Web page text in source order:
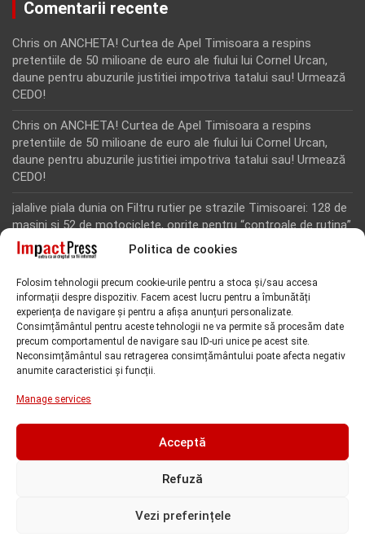
Politica de cookies
Folosim tehnologii precum cookie-urile pentru a stoca și/sau accesa
informații despre dispozitiv. Facem acest lucru pentru a îmbunătăți
experiența de navigare și pentru a afișa anunțuri personalizate.
Consimțământul pentru aceste tehnologii ne va permite să procesăm date
precum comportamentul de navigare sau ID-uri unice pe acest site.
Neconsimțământul sau retragerea consimțământului poate afecta negativ
anumite caracteristici și funcții.
Manage services
Acceptă
Refuză
Vezi preferințele
Comentarii recente
Chris on ANCHETA! Curtea de Apel Timisoara a respins
pretentiile de 50 milioane de euro ale fiului lui Cornel Urcan,
daune pentru abuzurile justitiei impotriva tatalui sau! Urmează
CEDO!
Chris on ANCHETA! Curtea de Apel Timisoara a respins
pretentiile de 50 milioane de euro ale fiului lui Cornel Urcan,
daune pentru abuzurile justitiei impotriva tatalui sau! Urmează
CEDO!
jalalive piala dunia on Filtru rutier pe strazile Timisoarei: 128 de
masini si 52 de motociclete, oprite pentru “controale de rutina”
Rodion Camatoritul on Inca un martor din dosarul fraudei cu
“Toti martorii hartuiti au facut plangere penala pentru
represiune nedreapta si cercetare abuziva”, anunta avocatul
Florin Kovacs
Rodion CamatoritulonInca un martor din dosarul fraudei cu
fonduri europene de la Tomnatic, retinut pentru 24 de ore!
represiune nedreapta si cercetare abuziva”, anunta avocatul
Florin Kovacs
Copyright @Impact Press - Toate drepturile rezervate |